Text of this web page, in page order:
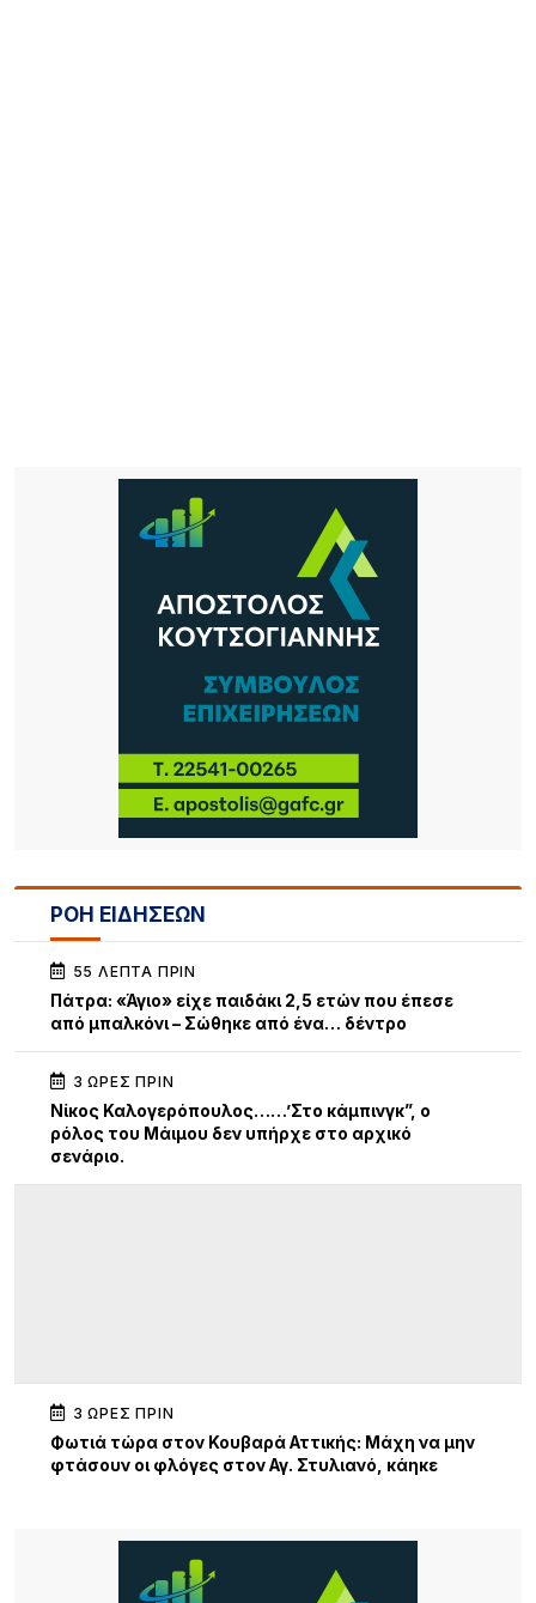
ΡΟΗ ΕΙΔΗΣΕΩΝ
55 ΛΕΠΤΆ ΠΡΙΝ
Πάτρα: «Άγιο» είχε παιδάκι 2,5 ετών που έπεσε
από μπαλκόνι – Σώθηκε από ένα… δέντρο
3 ΏΡΕΣ ΠΡΙΝ
Νίκος Καλογερόπουλος……’Στο κάμπινγκ”, ο
ρόλος του Μάιμου δεν υπήρχε στο αρχικό
σενάριο.
3 ΏΡΕΣ ΠΡΙΝ
Φωτιά τώρα στον Κουβαρά Αττικής: Μάχη να μην
φτάσουν οι φλόγες στον Αγ. Στυλιανό, κάηκε
4 ΏΡΕΣ ΠΡΙΝ
Ειδικό Ηλεκτρονικό Μητρώο για τα Πολιτιστικά
Σωματεία Β. Αιγαίου